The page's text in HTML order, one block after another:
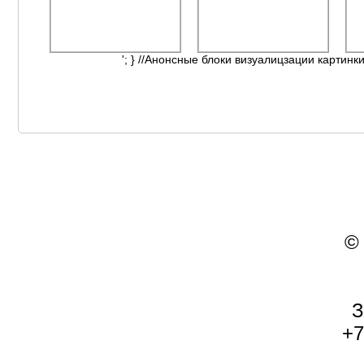
'; } //Анонсные блоки визуалицзации
©